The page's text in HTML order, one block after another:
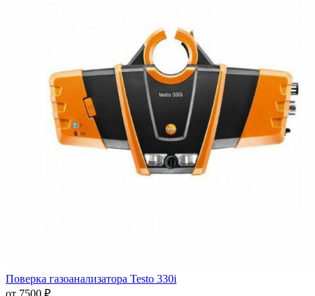
Поверка газоанализатора Testo 330i